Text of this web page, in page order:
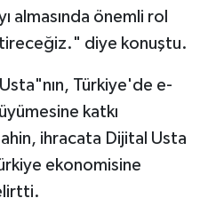
almasında önemli rol
diye konuştu.
Türkiye'de e-
katkı
ihracata Dijital Usta
ekonomisine